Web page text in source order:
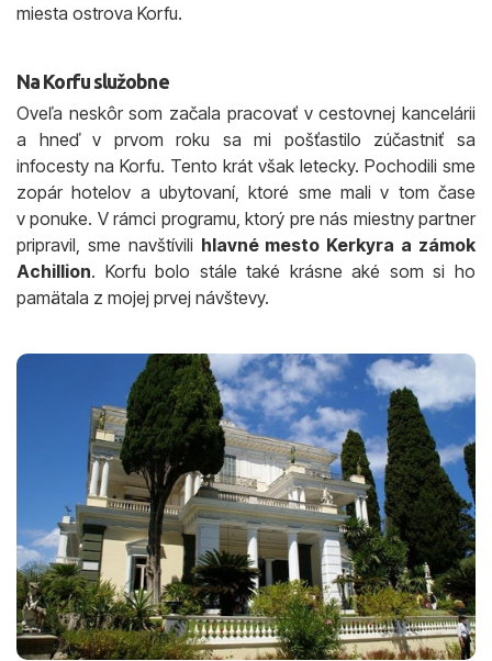
miesta ostrova Korfu.
Na Korfu služobne
Oveľa neskôr som začala pracovať v cestovnej kancelárii
a hneď v prvom roku sa mi pošťastilo zúčastniť sa
infocesty na Korfu. Tento krát však letecky. Pochodili sme
zopár hotelov a ubytovaní, ktoré sme mali v tom čase
v ponuke. V rámci programu, ktorý pre nás miestny partner
pripravil, sme navštívili hlavné mesto Kerkyra a zámok
Achillion. Korfu bolo stále také krásne aké som si ho
pamätala z mojej prvej návštevy.